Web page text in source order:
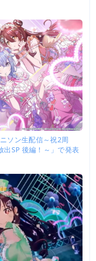
ソン生配信～祝2周
SP 後編！～」で発表